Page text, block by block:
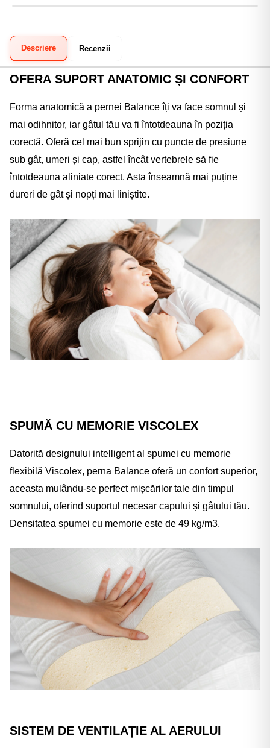
Descriere Recenzii
OFERĂ SUPORT ANATOMIC ȘI CONFORT
Forma anatomică a pernei Balance îți va face somnul și
mai odihnitor, iar gâtul tău va fi întotdeauna în poziția
corectă. Oferă cel mai bun sprijin cu puncte de presiune
sub gât, umeri și cap, astfel încât vertebrele să fie
întotdeauna aliniate corect. Asta înseamnă mai puține
dureri de gât și nopți mai liniștite.
SPUMĂ CU MEMORIE VISCOLEX
Datorită designului intelligent al spumei cu memorie
flexibilă Viscolex, perna Balance oferă un confort superior,
aceasta mulându-se perfect mișcărilor tale din timpul
somnului, oferind suportul necesar capului și gâtului tău.
Densitatea spumei cu memorie este de 49 kg/m3.
SISTEM DE VENTILAȚIE AL AERULUI